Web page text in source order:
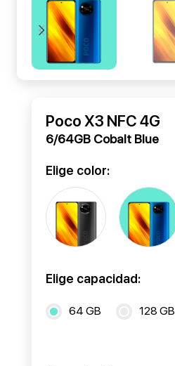
Poco X3 NFC 4G
6/64GB Cobalt Blue
Elige color:
Elige capacidad:
64 GB 128 GB